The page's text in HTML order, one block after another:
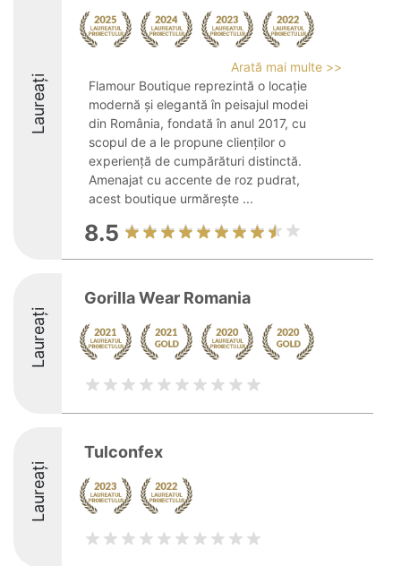
Laureați
Arată mai multe >>
Flamour Boutique reprezintă o locație
modernă și elegantă în peisajul modei
din România, fondată în anul 2017, cu
scopul de a le propune clienților o
experiență de cumpărături distinctă.
Amenajat cu accente de roz pudrat,
acest boutique urmărește ...
8.5
Laureați
Gorilla Wear Romania
Laureați
Tulconfex